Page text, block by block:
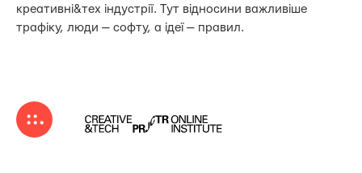
креативні&тех індустрії. Тут відносини важливіше
трафіку, люди — софту, а ідеї — правил.